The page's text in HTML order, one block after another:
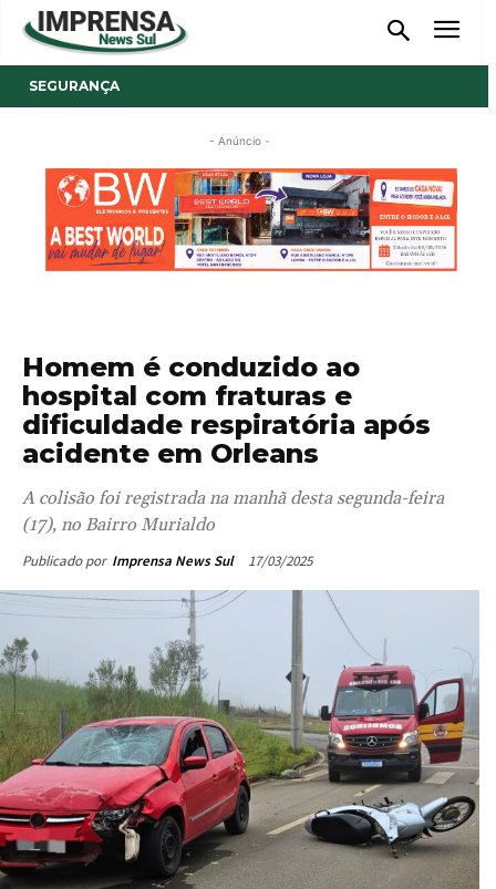
SEGURANÇA
- Anúncio -
Homem é conduzido ao
hospital com fraturas e
dificuldade respiratória após
acidente em Orleans
A colisão foi registrada na manhã desta segunda-feira
(17), no Bairro Murialdo
Publicado por Imprensa News Sul 17/03/2025